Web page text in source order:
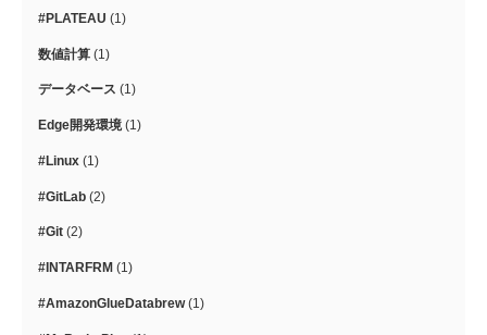
#PLATEAU (1)
数値計算 (1)
データベース (1)
Edge開発環境 (1)
#Linux (1)
#GitLab (2)
#Git (2)
#INTARFRM (1)
#AmazonGlueDatabrew(1)